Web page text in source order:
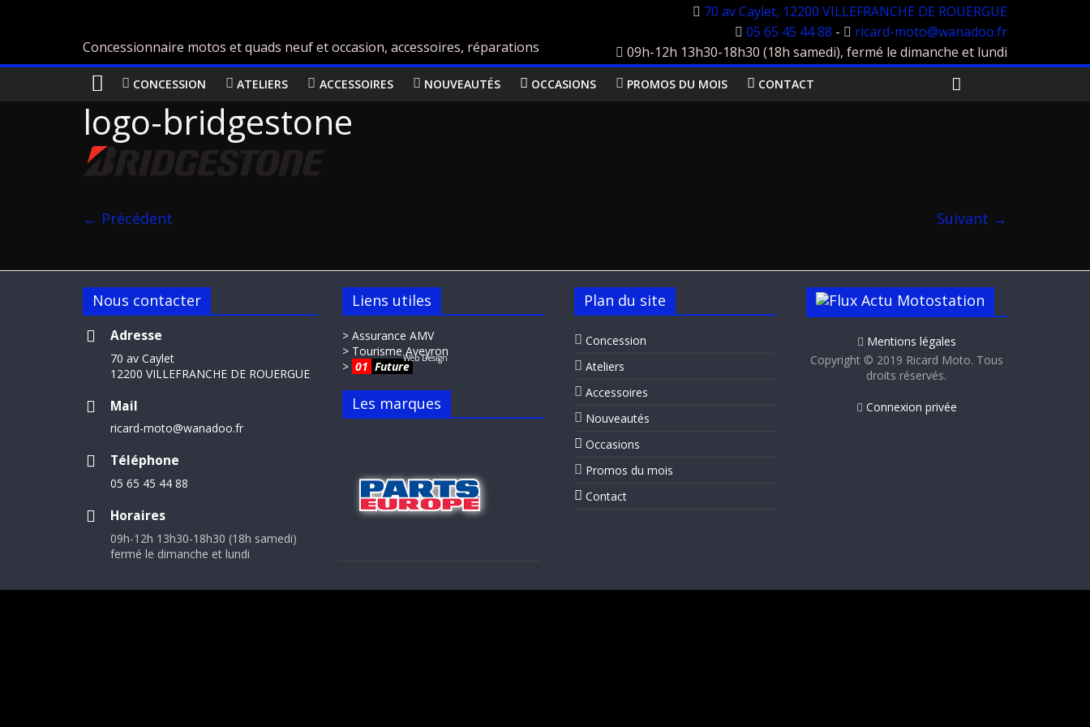
Concessionnaire motos et quads neuf et occasion, accessoires, réparations
70 av Caylet, 12200 VILLEFRANCHE DE ROUERGUE
05 65 45 44 88 -
ricard-moto@wanadoo.fr
09h-12h 13h30-18h30 (18h samedi), fermé le dimanche et lundi
CONCESSION ATELIERS ACCESSOIRES NOUVEAUTÉS OCCASIONS PROMOS DU MOIS CONTACT
logo-bridgestone
← Précédent Suivant →
Nous contacter
Adresse
70 av Caylet
12200 VILLEFRANCHE DE ROUERGUE
Mail
ricard-moto@wanadoo.fr
Téléphone
05 65 45 44 88
Horaires
09h-12h 13h30-18h30 (18h samedi)
fermé le dimanche et lundi
Liens utiles
> Assurance AMV
> Tourisme Aveyron
> 01 Future
Web Design
Les marques
Plan du site
Concession
Ateliers
Accessoires
Nouveautés
Occasions
Promos du mois
Contact
Actu Motostation
Mentions légales
Copyright © 2019 Ricard Moto. Tous
droits réservés.
Connexion privée